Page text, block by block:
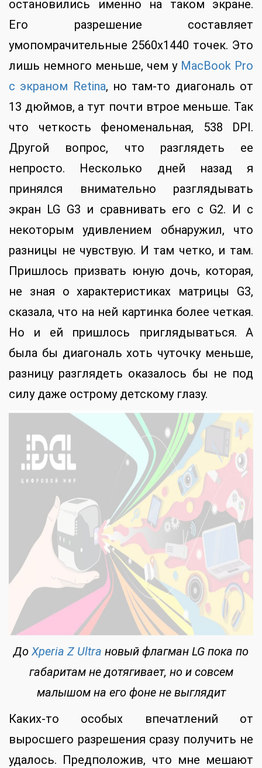
остановились именно на таком экране.
Его разрешение составляет
умопомрачительные 2560х1440 точек. Это
лишь немного меньше, чем у MacBook Pro
с экраном Retina, но там-то диагональ от
13 дюймов, а тут почти втрое меньше. Так
что четкость феноменальная, 538 DPI.
Другой вопрос, что разглядеть ее
непросто. Несколько дней назад я
принялся внимательно разглядывать
экран LG G3 и сравнивать его с G2. И с
некоторым удивлением обнаружил, что
разницы не чувствую. И там четко, и там.
Пришлось призвать юную дочь, которая,
не зная о характеристиках матрицы G3,
сказала, что на ней картинка более четкая.
Но и ей пришлось приглядываться. А
была бы диагональ хоть чуточку меньше,
разницу разглядеть оказалось бы не под
силу даже острому детскому глазу.
ДоXperia Z Ultra новый флагман LG пока по
габаритам не дотягивает, но и совсем
малышом на его фоне не выглядит
Каких-то особых впечатлений от
выросшего разрешения сразу получить не
удалось. Предположив, что мне мешают